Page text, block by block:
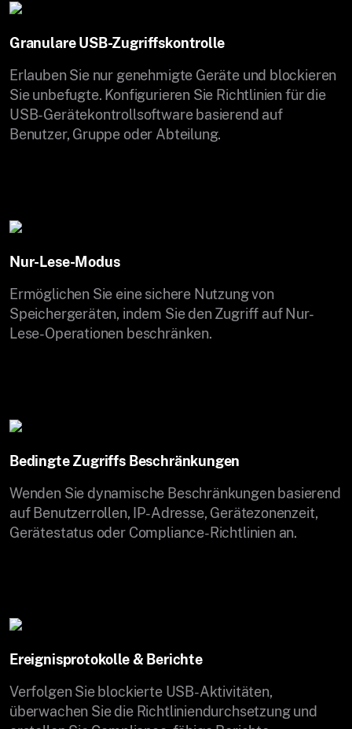
Granulare USB-Zugriffskontrolle
Erlauben Sie nur genehmigte Geräte und blockieren
Sie unbefugte. Konfigurieren Sie Richtlinien für die
USB-Gerätekontrollsoftware basierend auf
Benutzer, Gruppe oder Abteilung.
Nur-Lese-Modus
Ermöglichen Sie eine sichere Nutzung von
Speichergeräten, indem Sie den Zugriff auf Nur-
Lese-Operationen beschränken.
Bedingte Zugriffs Beschränkungen
Wenden Sie dynamische Beschränkungen basierend
auf Benutzerrollen, IP-Adresse, Gerätezonenzeit,
Gerätestatus oder Compliance-Richtlinien an.
Ereignisprotokolle & Berichte
Verfolgen Sie blockierte USB-Aktivitäten,
überwachen Sie die Richtliniendurchsetzung und